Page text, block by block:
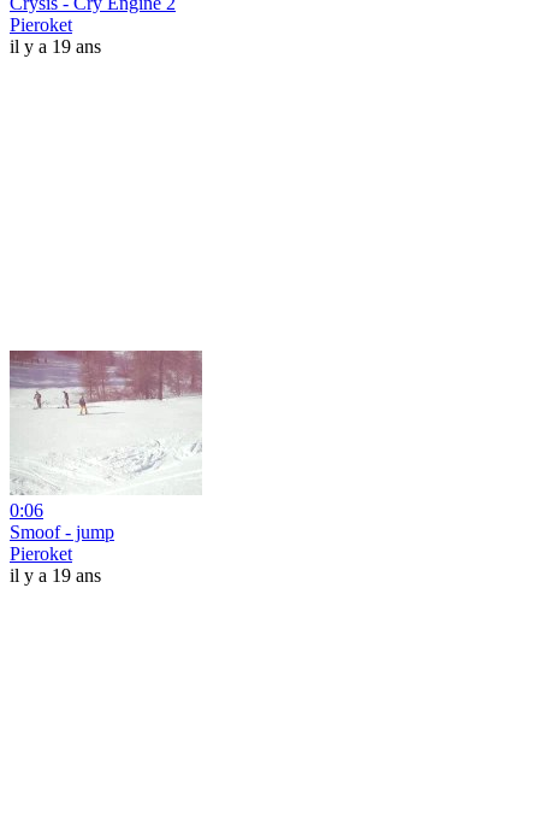
Pieroket
il y a 19 ans
0:06
Smoof - jump
Pieroket
il y a 19 ans